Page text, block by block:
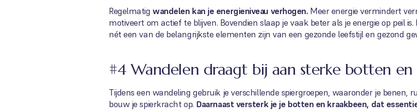
Regelmatigwandelen kan je energieniveau verhogen. Meer energie vermindert
motiveert om actief te blijven. Bovendien slaap je vaak beter als je energie op peil
nét een van de belangrijkste elementen zijn van een gezonde leefstijl en gezond
#4 Wandelen draagt bij aan sterke botten en
Tijdens een wandeling gebruik je verschillende spiergroepen, waaronder je benen,
bouw je spierkracht op. Daarnaast versterk je je botten en kraakbeen, dat